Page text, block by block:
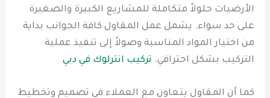
الأرضيات حلولاً متكاملة للمشاريع الكبيرة والصغيرة
على حد سواء. يشمل عمل المقاول كافة الجوانب بداية
من اختيار المواد المناسبة وصولاً إلى تنفيذ عملية
التركيب بشكل احترافي. تركيب انترلوك في دبي
كما أن المقاول يتعاون مع العملاء في تصميم وتخطيط